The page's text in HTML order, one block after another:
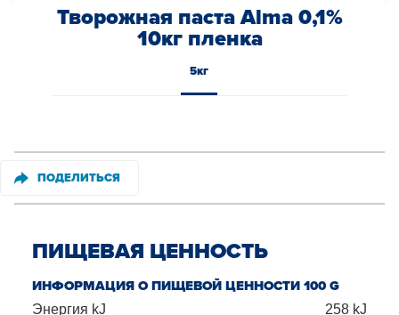
O??????Творожная паста Alma 0,1%
10кг пленка
5кг
ПОДЕЛИТЬСЯ
ПИЩЕВАЯ ЦЕННОСТЬ
ИНФОРМАЦИЯ О ПИЩЕВОЙ ЦЕННОСТИ 100 G
Энергия kJ 258 kJ